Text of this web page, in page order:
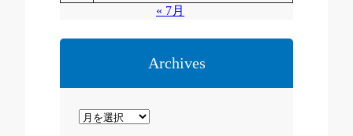
« 7月
Archives
ア